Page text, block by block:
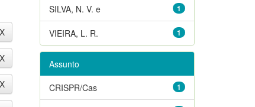
1
SILVA, N. V. e
1
VIEIRA, L. R.
Assunto
1
CRISPR/Cas